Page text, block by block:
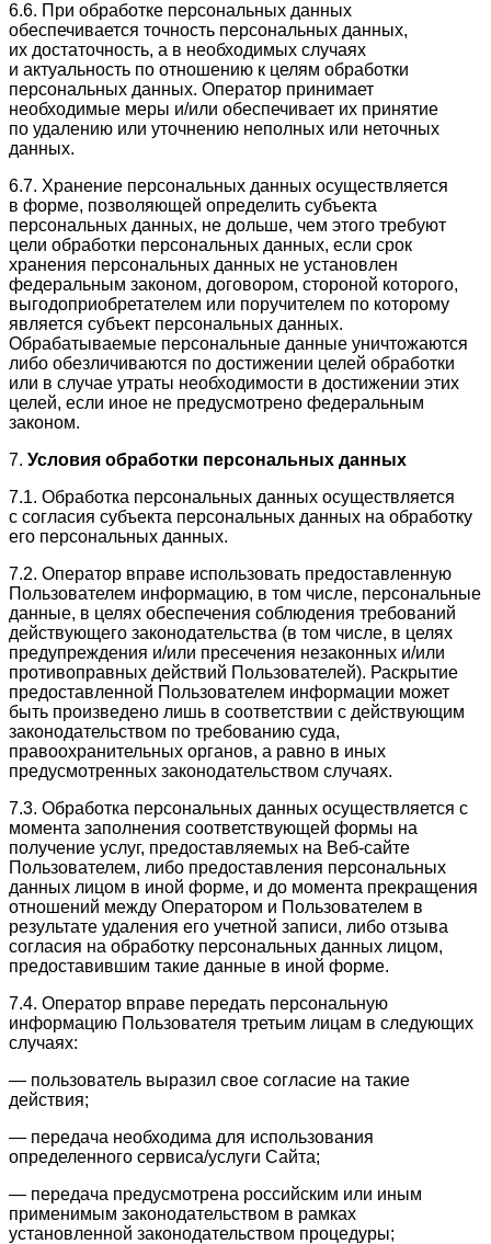
6.6. При обработке персональных данных
обеспечивается точность персональных данных,
их достаточность, а в необходимых случаях
и актуальность по отношению к целям обработки
персональных данных. Оператор принимает
необходимые меры и/или обеспечивает их принятие
по удалению или уточнению неполных или неточных
данных.
6.7. Хранение персональных данных осуществляется
в форме, позволяющей определить субъекта
персональных данных, не дольше, чем этого требуют
цели обработки персональных данных, если срок
хранения персональных данных не установлен
федеральным законом, договором, стороной которого,
выгодоприобретателем или поручителем по которому
является субъект персональных данных.
Обрабатываемые персональные данные уничтожаются
либо обезличиваются по достижении целей обработки
или в случае утраты необходимости в достижении этих
целей, если иное не предусмотрено федеральным
законом.
7. Условия обработки персональных данных
7.1. Обработка персональных данных осуществляется
с согласия субъекта персональных данных на обработку
его персональных данных.
7.2. Оператор вправе использовать предоставленную
Пользователем информацию, в том числе, персональные
данные, в целях обеспечения соблюдения требований
действующего законодательства (в том числе, в целях
предупреждения и/или пресечения незаконных и/или
противоправных действий Пользователей). Раскрытие
предоставленной Пользователем информации может
быть произведено лишь в соответствии с действующим
законодательством по требованию суда,
правоохранительных органов, а равно в иных
предусмотренных законодательством случаях.
7.3. Обработка персональных данных осуществляется с
момента заполнения соответствующей формы на
получение услуг, предоставляемых на Веб-сайте
Пользователем, либо предоставления персональных
данных лицом в иной форме, и до момента прекращения
отношений между Оператором и Пользователем в
результате удаления его учетной записи, либо отзыва
согласия на обработку персональных данных лицом,
предоставившим такие данные в иной форме.
7.4. Оператор вправе передать персональную
информацию Пользователя третьим лицам в следующих
случаях:
— пользователь выразил свое согласие на такие
действия;
— передача необходима для использования
определенного сервиса/услуги Сайта;
— передача предусмотрена российским или иным
применимым законодательством в рамках
установленной законодательством процедуры;